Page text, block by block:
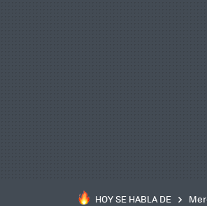
HOY SE HABLA DE